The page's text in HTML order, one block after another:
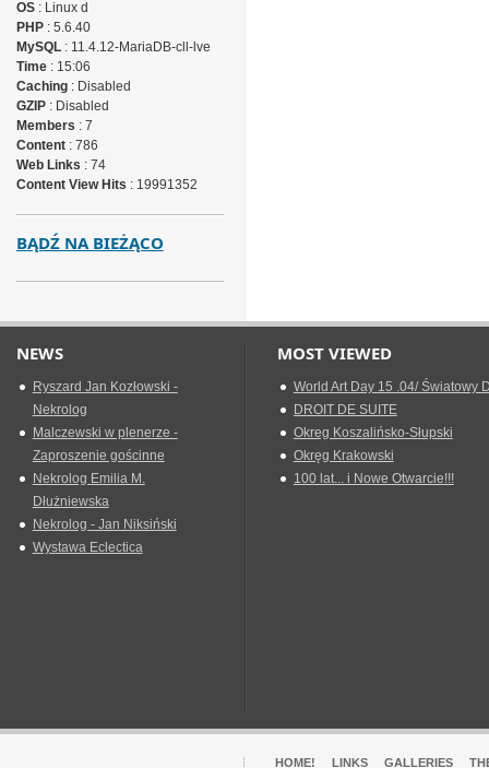
OS: Linux d
PHP: 5.6.40
MySQL: 11.4.12-MariaDB-cll-lve
Time: 15:06
Caching: Disabled
GZIP: Disabled
Members : 7
Content: 786
Web Links : 74
Content View Hits : 19991352
BĄDŹ NA BIEŻĄCO
NEWS
Ryszard Jan Kozłowski -
Nekrolog
Malczewski w plenerze -
Zaproszenie gościnne
Nekrolog Emilia M.
Dłużniewska
Nekrolog - Jan Niksiński
Wystawa Eclectica
MOST VIEWED
World Art Day 15 .04/ Światowy
DROIT DE SUITE
Okreg Koszalińsko-Słupski
Okręg Krakowski
100 lat... i Nowe Otwarcie!!!
HOME! LINKS GALLERIES